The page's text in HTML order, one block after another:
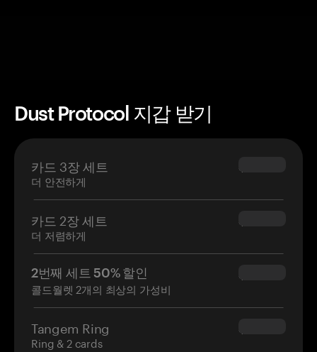
Dust Protocol 지갑 받기
카드 3장 세트
더 안전하게
$69.90
카드 2장 세트
더 저렴하게
$54.90
2번째 세트 50% 할인
콜드월렛 2개의 최상의 가성비
$34.95
Tangem Ring
Ring & 2 cards
$160.00